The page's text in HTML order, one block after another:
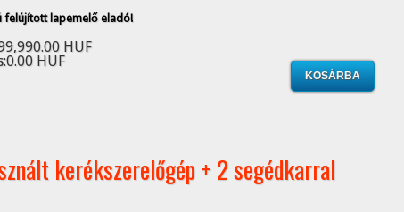
felújított lapemelő eladó!
HUF
0.00 HUF
kerékszerelőgép + 2 segédkarral